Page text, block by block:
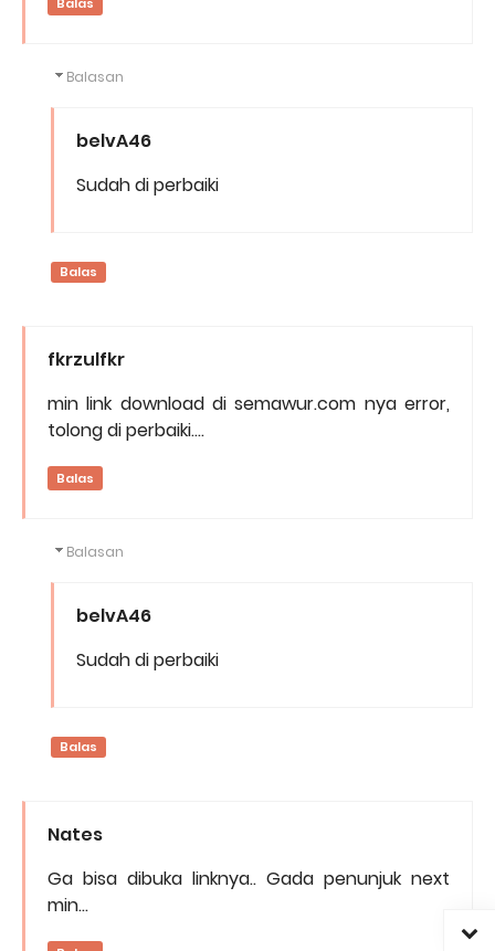
Balas
Balasan
belvA46
Sudah di perbaiki
Balas
fkrzulfkr
min link download di semawur.com nya error,
tolong di perbaiki....
Balas
Balasan
belvA46
Sudah di perbaiki
Balas
Nates
Ga bisa dibuka linknya.. Gada penunjuk next
min...